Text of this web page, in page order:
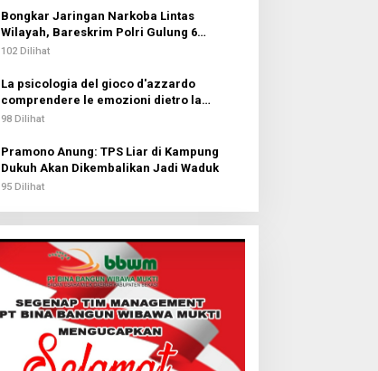
Bongkar Jaringan Narkoba Lintas
Wilayah, Bareskrim Polri Gulung 6
Pengedar dan Buru 2 DPO
102 Dilihat
La psicologia del gioco d'azzardo
comprendere le emozioni dietro la
fortuna
98 Dilihat
Pramono Anung: TPS Liar di Kampung
Dukuh Akan Dikembalikan Jadi Waduk
95 Dilihat